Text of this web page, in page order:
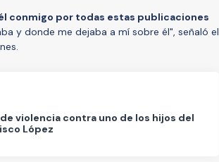
conmigo por todas estas publicaciones
y donde me dejaba a mí sobre él", señaló el
violencia contra uno de los hijos del
López